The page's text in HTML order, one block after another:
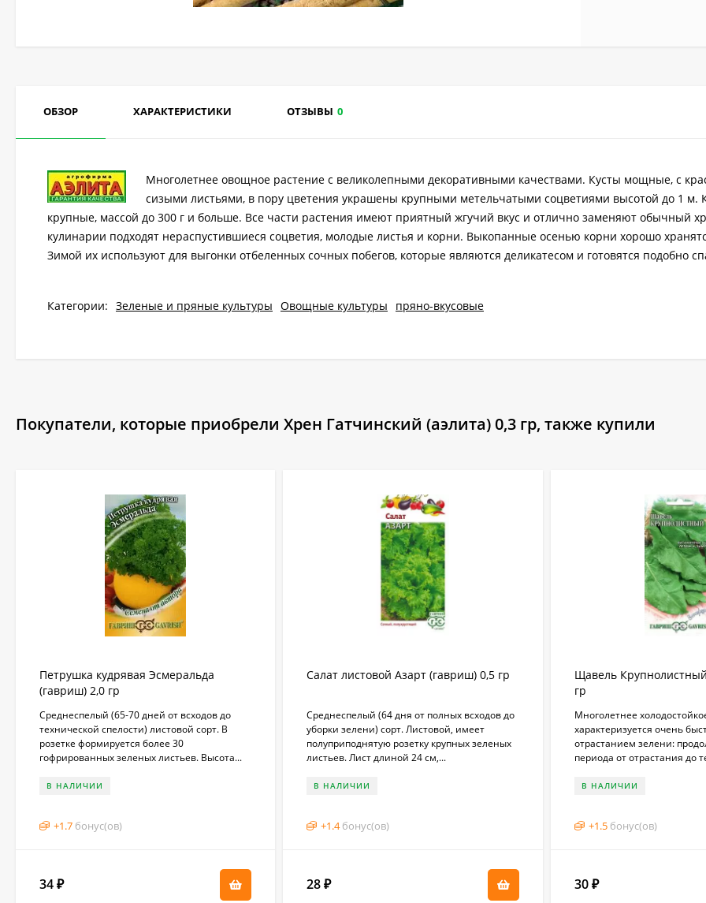
ОБЗОР ХАРАКТЕРИСТИКИ ОТЗЫВЫ 0
Многолетнее овощное растение с великолепными декоративными качествами. Кусты мощные, с
сизыми листьями, в пору цветения украшены крупными метельчатыми соцветиями высотой до 1 м.
крупные, массой до 300 г и больше. Все части растения имеют приятный жгучий вкус и отлично заменяют обычный
кулинарии подходят нераспустившиеся соцветия, молодые листья и корни. Выкопанные осенью корни хорошо
Зимой их используют для выгонки отбеленных сочных побегов, которые являются деликатесом и готовятся подобно
Категории: Зеленые и пряные культуры Овощные культуры пряно-вкусовые
Покупатели, которые приобрели Хрен Гатчинский (аэлита) 0,3 гр, также купили
Петрушка кудрявая Эсмеральда
(гавриш) 2,0 гр
Среднеспелый (65-70 дней от всходов до
технической спелости) листовой сорт. В
розетке формируется более 30
гофрированных зеленых листьев. Высота...
В НАЛИЧИИ
+1.7 бонус(ов)
34 ₽
Салат листовой Азарт (гавриш) 0,5 гр
Среднеспелый (64 дня от полных всходов до
уборки зелени) сорт. Листовой, имеет
полуприподнятую розетку крупных зеленых
листьев. Лист длиной 24 см,...
В НАЛИЧИИ
+1.4 бонус(ов)
28₽
Щавель
гр
Многолетнее
характеризуется очень
отрастанием зелени:
периода от отрастания до
В НАЛИЧИИ
+1.5 бонус(ов)
30 ₽